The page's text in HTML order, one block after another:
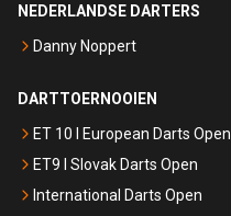
NEDERLANDSE DARTERS
Danny Noppert
DARTTOERNOOIEN
ET 10 I European Darts Open
ET9 I Slovak Darts Open
International Darts Open